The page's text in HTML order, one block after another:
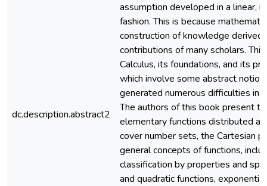
dc.description.abstract2
assumption developed in a linear,
fashion. This is because
construction of knowledge derived
contributions of many scholars.
Calculus, its foundations, and its
which involve some abstract
generated numerous difficulties in
The authors of this book present
elementary functions distributed
cover number sets, the Cartesian
general concepts of functions,
classification by properties and
and quadratic functions,